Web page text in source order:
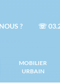
? ☏
MOBILIER
URBAIN